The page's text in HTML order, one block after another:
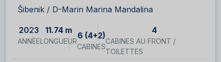
Šibenik / D-Marin Marina Mandalina
2023
ANNÉE
11.74 m
LONGUEUR
6 (4+2)
CABINES
4
CABINES AU FRONT /
TOILETTES